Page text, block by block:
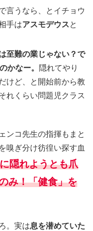
言うなら、とイチョウ
手はアスモデウスと
至難の業じゃない？で
かなー。
隠れてやり
けど、と開始前から教
れくらい問題児クラス
ンコ先生の指揮もまと
嗅ぎ分け彷徨い探す血
隠れようとも爪
み！「健食」を
。実は息を潜めていた